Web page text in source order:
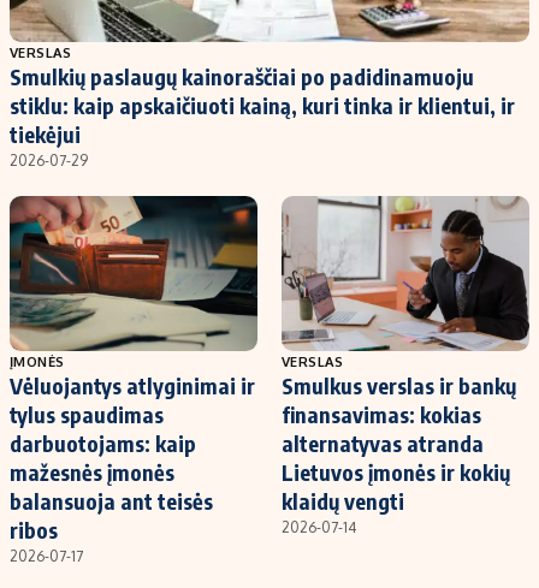
Populiarios temos
Investavimas
Akcijų rinka
Saulės elektrinės
Kriptovaliutos
Infliacija
Migracija
Titulinis
Nedarbo išmokos skaičiuoklė
Būsto finansai
Įdomios naujienos
Redakcija
Apie mus
Redakcijos politika
Privatumo politika
Turinio žymėjimo taisyklės
Kontaktai
VERSLAS
Smulkių paslaugų kainoraščiai po padidinamuoju
stiklu: kaip apskaičiuoti kainą, kuri tinka ir klientui, ir
tiekėjui
2026-07-29
ĮMONĖS
Vėluojantys atlyginimai ir
tylus spaudimas
darbuotojams: kaip
mažesnės įmonės
balansuoja ant teisės
ribos
2026-07-17
VERSLAS
Smulkus verslas ir bankų
finansavimas: kokias
alternatyvas atranda
Lietuvos įmonės ir kokių
klaidų vengti
2026-07-14